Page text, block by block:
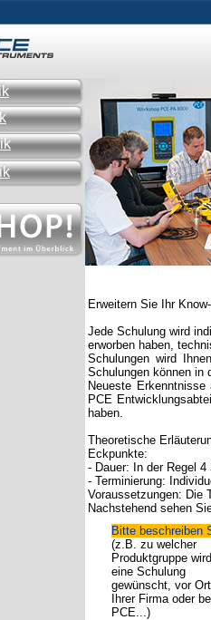
Erweitern Sie Ihr
Jede Schulung wird
erworben haben,
Schulungen wird
Schulungen können in
Neueste
PCE
haben.
Theoretische
Eckpunkte:
- Dauer: In der Regel
- Terminierung:
Voraussetzungen: Die
Nachstehend sehen
Bitte beschreiben
(z.B. zu welcher
Produktgruppe wird
eine Schulung
gewünscht, vor
Ihrer Firma oder
PCE...)